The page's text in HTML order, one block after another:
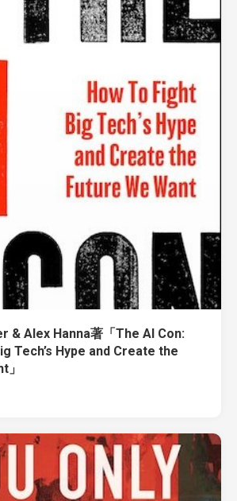
& Alex Hanna著「The AI Con:
Tech’s Hype and Create the